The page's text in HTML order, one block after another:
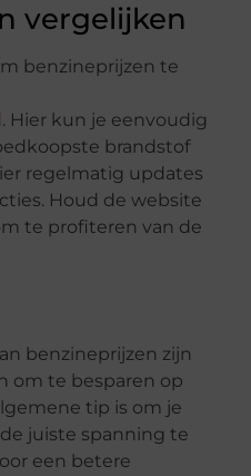
vergelijken
benzineprijzen te
. Hier kun je eenvoudig
brandstof
regelmatig updates
Houd de website
te profiteren van de
benzineprijzen zijn
om te besparen op
tip is om je
juiste spanning te
een betere